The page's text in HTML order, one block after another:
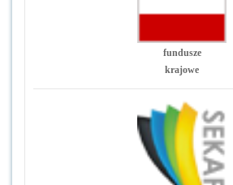
fundusze
krajowe